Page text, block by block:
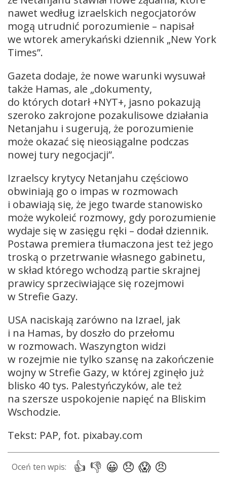
nawet według izraelskich negocjatorów
mogą utrudnić porozumienie – napisał
we wtorek amerykański dziennik „New York
Times”.
Gazeta dodaje, że nowe warunki wysuwał
także Hamas, ale „dokumenty,
do których dotarł +NYT+, jasno pokazują
szeroko zakrojone pozakulisowe działania
Netanjahu i sugerują, że porozumienie
może okazać się nieosiągalne podczas
nowej tury negocjacji”.
Izraelscy krytycy Netanjahu częściowo
obwiniają go o impas w rozmowach
i obawiają się, że jego twarde stanowisko
może wykoleić rozmowy, gdy porozumienie
wydaje się w zasięgu ręki – dodał dziennik.
Postawa premiera tłumaczona jest też jego
troską o przetrwanie własnego gabinetu,
w skład którego wchodzą partie skrajnej
prawicy sprzeciwiające się rozejmowi
w Strefie Gazy.
USA naciskają zarówno na Izrael, jak
i na Hamas, by doszło do przełomu
w rozmowach. Waszyngton widzi
w rozejmie nie tylko szansę na zakończenie
wojny w Strefie Gazy, w której zginęło już
blisko 40 tys. Palestyńczyków, ale też
na szersze uspokojenie napięć na Bliskim
Wschodzie.
Tekst: PAP, fot. pixabay.com